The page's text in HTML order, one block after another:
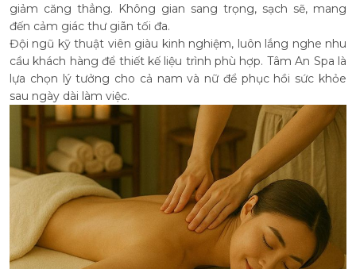
giảm căng thẳng. Không gian sang trọng, sạch sẽ, mang
đến cảm giác thư giãn tối đa.
Đội ngũ kỹ thuật viên giàu kinh nghiệm, luôn lắng nghe nhu
cầu khách hàng để thiết kế liệu trình phù hợp. Tâm An Spa là
lựa chọn lý tưởng cho cả nam và nữ để phục hồi sức khỏe
sau ngày dài làm việc.